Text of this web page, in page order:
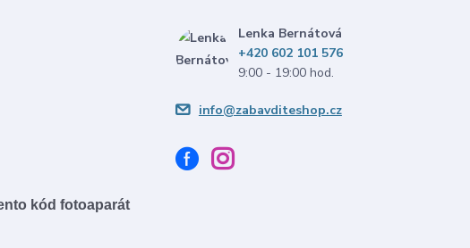
kód fotoaparát
Lenka Bernátová
+420 602 101 576
9:00 - 19:00 hod.
info@zabavditeshop.cz